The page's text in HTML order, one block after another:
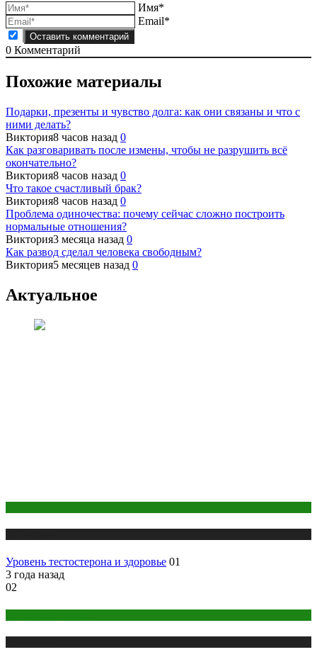
Имя*
Email*
0 Комментарий
Похожие материалы
Подарки, презенты и чувство долга: как они связаны и что с
ними делать?
Виктория8 часов назад 0
Как разговаривать после измены, чтобы не разрушить всё
окончательно?
Виктория8 часов назад 0
Что такое счастливый брак?
Виктория8 часов назад 0
Проблема одиночества: почему сейчас сложно построить
нормальные отношения?
Виктория3 месяца назад 0
Как развод сделал человека свободным?
Виктория5 месяцев назад 0
Актуальное
Уровень тестостерона и здоровье 01
3 года назад
02